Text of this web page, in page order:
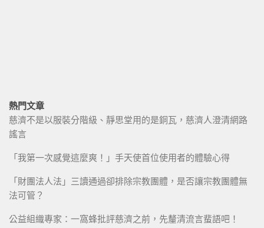
熱門文章
慈濟不是以服裝分階級、靜思堂用的是銅瓦，慈濟人澄清網路
謠言
「我第一次感覺這麼爽！」手天使首位使用者的體驗心得
「財團法人法」三讀通過卻排除宗教團體，是否讓宗教團體無
法可管？
公益組織專家：一窩蜂批評慈濟之前，先釐清流言蜚語吧！